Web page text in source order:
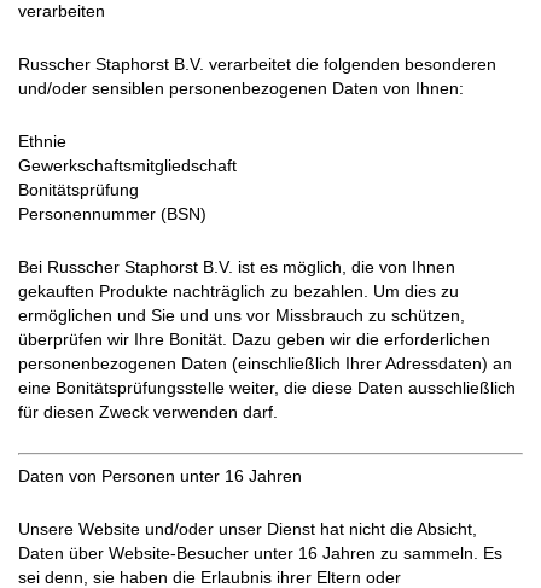
verarbeiten
Russcher Staphorst B.V. verarbeitet die folgenden besonderen
und/oder sensiblen personenbezogenen Daten von Ihnen:
Ethnie
Gewerkschaftsmitgliedschaft
Bonitätsprüfung
Personennummer (BSN)
Bei Russcher Staphorst B.V. ist es möglich, die von Ihnen
gekauften Produkte nachträglich zu bezahlen. Um dies zu
ermöglichen und Sie und uns vor Missbrauch zu schützen,
überprüfen wir Ihre Bonität. Dazu geben wir die erforderlichen
personenbezogenen Daten (einschließlich Ihrer Adressdaten) an
eine Bonitätsprüfungsstelle weiter, die diese Daten ausschließlich
für diesen Zweck verwenden darf.
Daten von Personen unter 16 Jahren
Unsere Website und/oder unser Dienst hat nicht die Absicht,
Daten über Website-Besucher unter 16 Jahren zu sammeln. Es
sei denn, sie haben die Erlaubnis ihrer Eltern oder